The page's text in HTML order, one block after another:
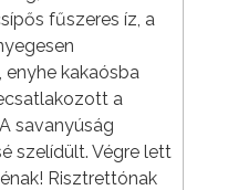
fűszeres íz, a
kakaósba
a
savanyúság
szelídült. Végre lett
Risztrettónak